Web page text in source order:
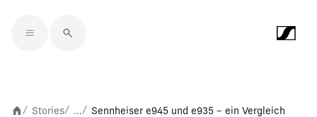
/ Stories/ .../ Sennheiser e945 und e935 – ein Vergleich